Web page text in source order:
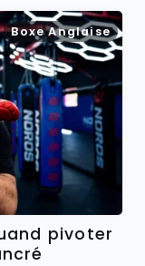
Boxe Anglaise
pivoter